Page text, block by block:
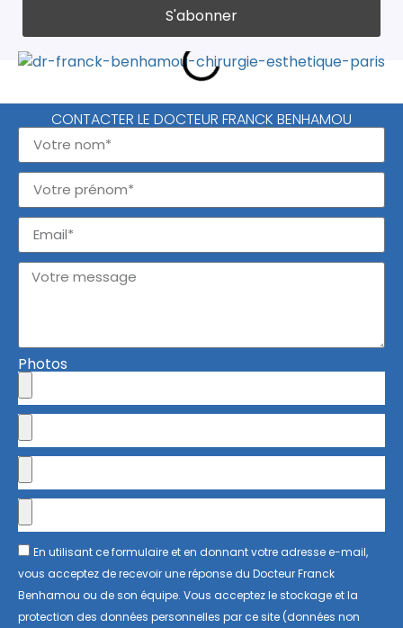
CONTACTER LE DOCTEUR FRANCK BENHAMOU
Photos
En utilisant ce formulaire et en donnant votre adresse e-mail,
vous acceptez de recevoir une réponse du Docteur Franck
Benhamou ou de son équipe. Vous acceptez le stockage et la
protection des données personnelles par ce site (données non